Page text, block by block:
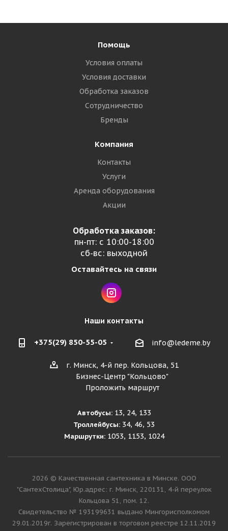
Помощь
Условия оплаты
Условия доставки
Обработка заказов
Сотрудничество
Бренды
Компания
Контакты
Услуги
Аренда оборудования
Акции
Обработка заказов:
пн-пт: с 10:00-18:00
сб-вс: выходной
Оставайтесь на связи
Наши контакты
+375(29) 850-55-05 info@ledeme.by
г. Минск, 4-й пер. Кольцова, 51
Бизнес-Центр "Кольцово"
Проложить маршрут
Автобусы:13, 24, 133
Троллейбусы: 34, 46, 53
Маршрутки:1053, 1153, 1024
2026 © Качественная сантехника в Минске. ООО
"СантехСтолица", Юр.адрес: г. Минск, 220131, 4-й переулок
Кольцова 51, пом. 12.
Cвидетельство № 193199631 выдано Мингорисполкомом
29.01.2019г. Зарегистрирован в торговом реестре 12.11.2019